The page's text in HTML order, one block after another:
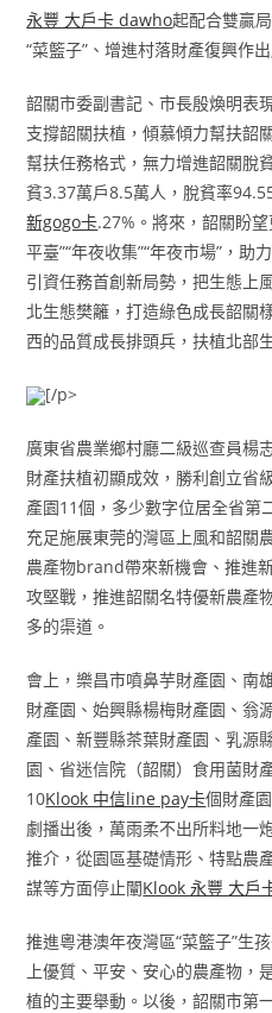
永豐 大戶卡 dawho起配合雙贏
“菜籃子”、增進村落財產復興作
韶關市委副書記、市長殷煥明表
支撐韶關扶植，傾慕傾力幫扶韶
幫扶任務格式，無力增進韶關脫
貧3.37萬戶8.5萬人，脫貧率
新gogo卡.27%。將來，韶關盼
平臺”“年夜收集”“年夜市場”，
引資任務首創新局勢，把生態上
北生態樊籬，打造綠色成長韶關
西的品質成長排頭兵，扶植北部
[/p>
廣東省農業鄉村廳二級巡查員楊
財產扶植初顯成效，勝利創立省
產園11個，多少數字位居全省第
充足施展東莞的灣區上風和韶關
農產物brand帶來新機會、推進
攻堅戰，推進韶關名特優新農產
多的渠道。
會上，樂昌市噴鼻芋財產園、南
財產園、始興縣楊梅財產園、翁
產園、新豐縣茶葉財產園、乳源
園、省迷信院（韶關）食用菌財
10Klook 中信line pay卡個財產
劇播出後，萬雨柔不出所料地一
推介，從園區基礎情形、特點農
謀等方面停止闡Klook 永豐 大戶
推進粵港澳年夜灣區“菜籃子”生
上優質、平安、安心的農產物，
植的主要舉動。以後，韶關市第